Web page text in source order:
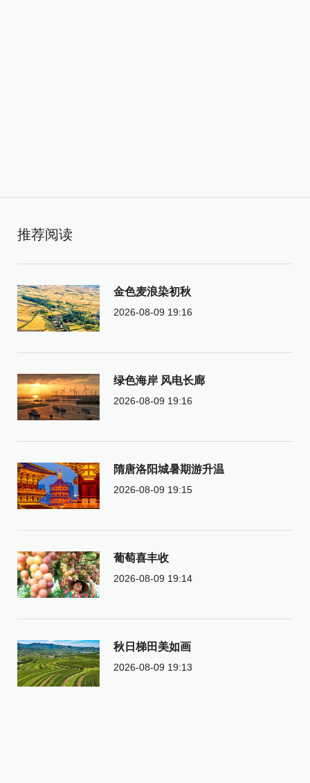
推荐阅读
金色麦浪染初秋
2026-08-09 19:16
绿色海岸 风电长廊
2026-08-09 19:16
隋唐洛阳城暑期游升温
2026-08-09 19:15
葡萄喜丰收
2026-08-09 19:14
秋日梯田美如画
2026-08-09 19:13